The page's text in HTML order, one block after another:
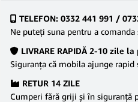
TELEFON: 0332 441 991 /
Ne puteţi suna pentru a
LIVRARE RAPIDĂ 2-10 zile
Siguranţa că mobila ajunge rapid
RETUR 14 ZILE
Cumperi fără griji şi în siguranţă